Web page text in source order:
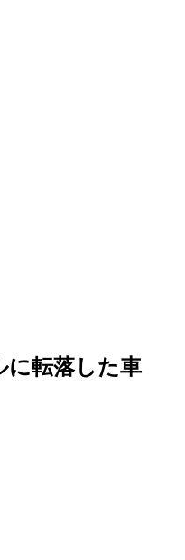
に転落した車